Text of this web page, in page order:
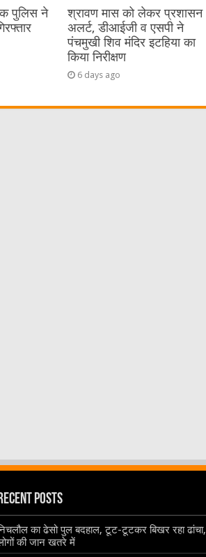
पुलिस ने
श्रावण मास को लेकर प्रशासन
अलर्ट, डीआईजी व एसपी ने
पंचमुखी शिव मंदिर इटहिया का
किया निरीक्षण
6 days ago
Posts
का ढेसो पुल बदहाल, टूट-टूटकर बिखर रहा ढांचा,
की जान खतरे में